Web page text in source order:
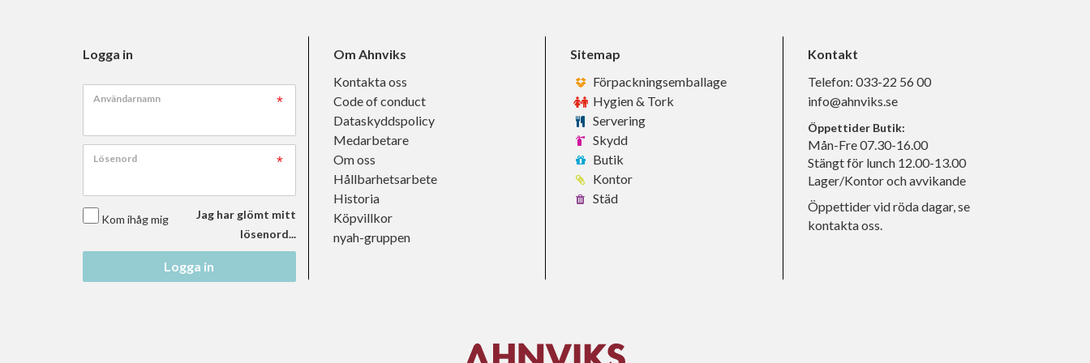
Logga in
Användarnamn
Lösenord
Kom ihåg mig
Jag har glömt mitt
lösenord...
Logga in
Om Ahnviks
Kontakta oss
Code of conduct
Dataskyddspolicy
Medarbetare
Om oss
Hållbarhetsarbete
Historia
Köpvillkor
nyah-gruppen
Sitemap
Förpackningsemballage
Hygien & Tork
Servering
Skydd
Butik
Kontor
Städ
Kontakt
Telefon: 033-22 56 00
info@ahnviks.se
Öppettider Butik:
Mån-Fre 07.30-16.00
Stängt för lunch 12.00-13.00
Lager/Kontor och avvikande
Öppettider vid röda dagar, se
kontakta oss.